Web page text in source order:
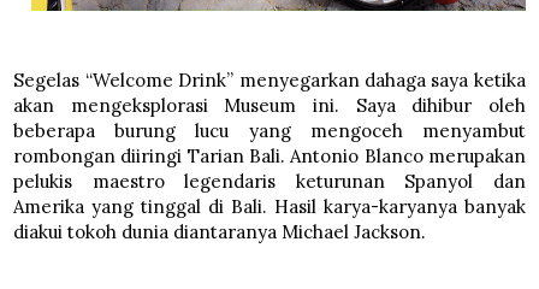
Segelas “Welcome Drink” menyegarkan dahaga saya ketika
akan mengeksplorasi Museum ini. Saya dihibur oleh
beberapa burung lucu yang mengoceh menyambut
rombongan diiringi Tarian Bali. Antonio Blanco merupakan
pelukis maestro legendaris keturunan Spanyol dan
Amerika yang tinggal di Bali. Hasil karya-karyanya banyak
diakui tokoh dunia diantaranya Michael Jackson.